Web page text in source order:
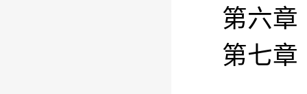
第六章
第七章